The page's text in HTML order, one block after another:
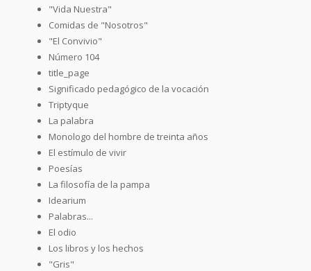
"Vida Nuestra"
Comidas de "Nosotros"
"El Convivio"
Número 104
title_page
Significado pedagógico de la vocación
Triptyque
La palabra
Monologo del hombre de treinta años
El estímulo de vivir
Poesías
La filosofía de la pampa
Idearium
Palabras...
El odio
Los libros y los hechos
"Gris"